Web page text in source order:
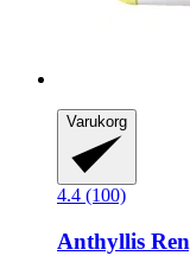
Varukorg
4.4 (100)
Anthyllis